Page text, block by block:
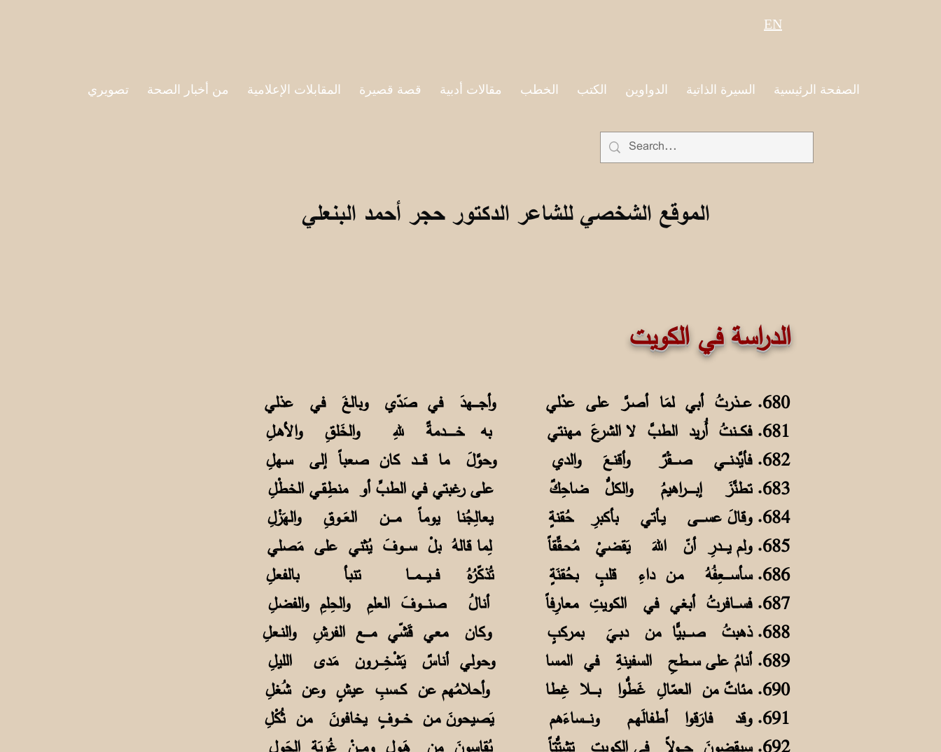
EN
الصفحة الرئيسية السيرة الذاتية الدواوين الكتب الخطب مقالات أدبية قصة قصيرة المقابلات الإعلامية من أخبار الصحة تصويري
الموقع الشخصي للشاعر الدكتور حجر أحمد البنعلي
الدراسة في الكويت
680. عـــذرتُ أبي لمَا أصـرَّ على عدْلي وأجــــهدَ في صَدّي وبالغَ في عذلي
681. فكـــنتُ أُريد الطبَّ لا الشرعَ مهنتي به خـــــــدمةٌ للهِ والخَلقِ والأهـلِ
682. فأيَّدنـــي صــــقْرٌ وأقنـعَ والدي وحوَّلَ ما قــــد كان صعباً إلى سـهلِ
683. تطنَّزَ إبــــــراهيمُ والكلُّ ضاحِكٌ على رغبتي في الطبِّ أو منطِقـي الخطْلِ
684. وقالَ عســــى يـأتي بأكبرِ حُقنةٍ يعالِجُنا يوماً مــــن العَــوقِ والهَزْلِ
685. ولم يــــدرِ أنّ اللهَ يَقضيْ مُحـقِّقاً لِما قالهُ بلْ ســـوفَ يُثني على مَصلي
686. سأســــعِفُهُ مـن داءِ قلبٍ بحُقنَةٍ تُذكّرُهُ فـــيــــمـــا تنبأ بالفعلِ
687. فســـافرتُ أبغي في الكويتِ معارِفاً أنالُ صنــــوفَ العلمِ والحِلمِ والفضلِ
688. ذهبتُ صــــبيًّا من دبـيَ بمركبٍ وكان معي قَشّي مــــع الفرشِ والنـعلِ
689. أنامُ على ســطحِ السفينةِ في المسا وحولي أناسٌ يَشْخِــــرون مَدى الليلِ
690. مئاتٌ من العمّالِ غَطُّوا بــــلا غِطا وأحلامُهم عن كــسبِ عيشٍ وعن شُغلِ
691. وقد فارَقوا أطفالَهـم ونــــساءَهم يَصيحونَ مـن خـــوفٍ يخافونَ من ثُكْلِ